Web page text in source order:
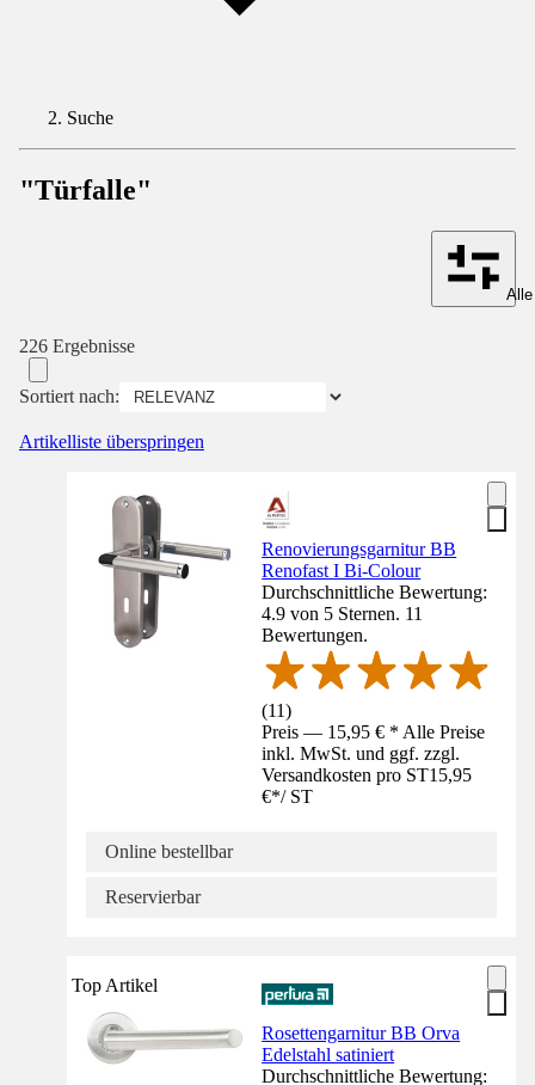
Suche
"Türfalle"
226 Ergebnisse
Sortiert nach:
Artikelliste überspringen
Renovierungsgarnitur BB
Renofast I Bi-Colour
Durchschnittliche Bewertung:
4.9 von 5 Sternen. 11
Bewertungen.
(11)
Preis — 15,95 € * Alle Preise
inkl. MwSt. und ggf. zzgl.
Versandkosten pro ST15,95
€*/ ST
Online bestellbar
Reservierbar
Top Artikel
Rosettengarnitur BB Orva
Edelstahl satiniert
Durchschnittliche Bewertung: